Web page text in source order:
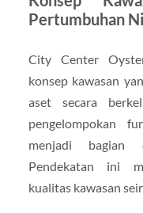
Pertumbuhan
City Center
konsep kawasan
aset secara
pengelompokan
menjadi bagian
Pendekatan ini
kualitas kawasan